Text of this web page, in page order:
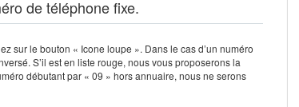
de téléphone fixe.
sur le bouton « Icone loupe ». Dans le cas d’un numéro
S’il est en liste rouge, nous vous proposerons la
débutant par « 09 » hors annuaire, nous ne serons